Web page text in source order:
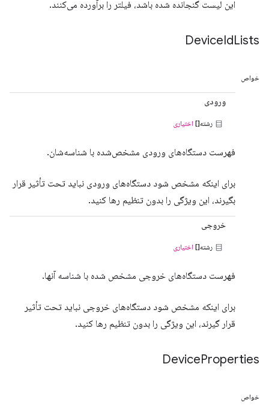
این لیست گنجانده شده باشد، فیلتر را برآورده می‌کنند.
DeviceIdLists
خواص
ورودی
رشته[] اختیاری
فهرست دستگاه‌های ورودی مشخص‌شده با شناسه‌شان.
برای اینکه مشخص شود دستگاه‌های ورودی نباید تحت تأثیر قرار
بگیرند، این ویژگی را بدون تنظیم رها کنید.
خروجی
رشته[] اختیاری
فهرست دستگاه‌های خروجی مشخص شده با شناسه آنها.
برای اینکه مشخص شود دستگاه‌های خروجی نباید تحت تأثیر
قرار گیرند، این ویژگی را بدون تنظیم رها کنید.
DeviceProperties
خواص